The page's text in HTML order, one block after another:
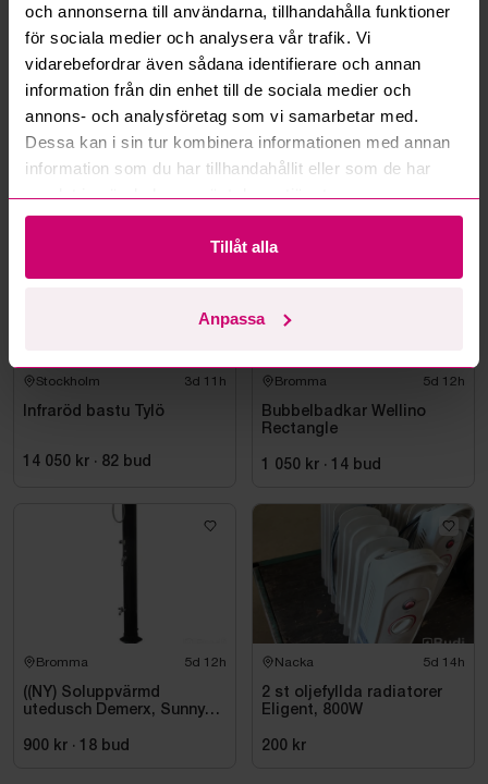
och annonserna till användarna, tillhandahålla funktioner
för sociala medier och analysera vår trafik. Vi
vidarebefordrar även sådana identifierare och annan
information från din enhet till de sociala medier och
annons- och analysföretag som vi samarbetar med.
Dessa kan i sin tur kombinera informationen med annan
information som du har tillhandahållit eller som de har
samlat in när du har använt deras tjänster.
Tillåt alla
Anpassa
Kan ni frakta mina vunna objekt?
Läs fler frågor och svar
Mer från samma kategori
Stockholm 3d 11h
Infraröd bastu Tylö
14 050 kr · 82 bud
Bromma 5d 12h
Bubbelbadkar Wellino
Rectangle
1 050 kr · 14 bud
Oanvänd
Bromma 5d 12h
((NY) Soluppvärmd
utedusch Demerx, Sunny
900 kr · 18 bud
Nacka 5d 14h
2 st oljefyllda radiatorer
Eligent, 800W
200 kr